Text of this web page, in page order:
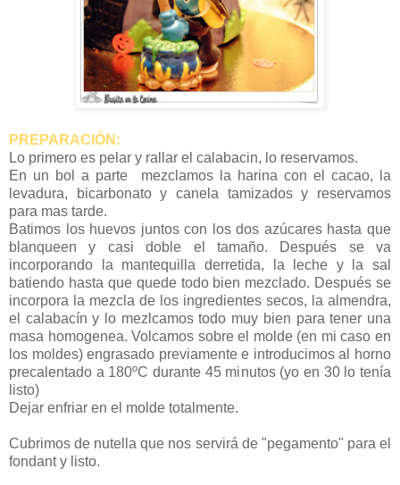
PREPARACIÓN:
Lo primero es pelar y rallar el calabacin, lo reservamos.
En un bol a parte mezclamos la harina con el cacao, la
levadura, bicarbonato y canela tamizados y reservamos
para mas tarde.
Batimos los huevos juntos con los dos azúcares hasta que
blanqueen y casi doble el tamaño. Después se va
incorporando la mantequilla derretida, la leche y la sal
batiendo hasta que quede todo bien mezclado. Después se
incorpora la mezcla de los ingredientes secos, la almendra,
el calabacín y lo mezlcamos todo muy bien para tener una
masa homogenea. Volcamos sobre el molde (en mi caso en
los moldes) engrasado previamente e introducimos al horno
precalentado a 180ºC durante 45 minutos (yo en 30 lo tenía
listo)
Dejar enfriar en el molde totalmente.
Cubrimos de nutella que nos servirá de "pegamento" para el
fondant y listo.